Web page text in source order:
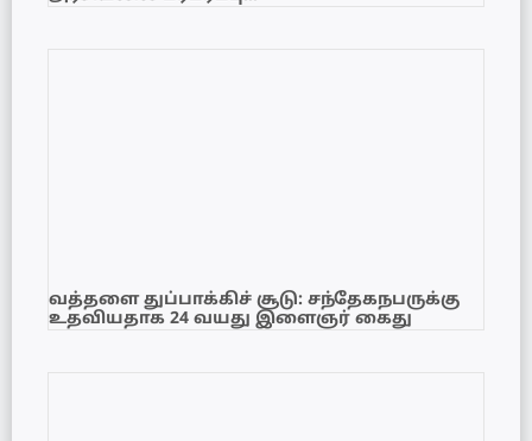
வத்தளை துப்பாக்கிச் சூடு: சந்தேகநபருக்கு
உதவியதாக 24 வயது இளைஞர் கைது